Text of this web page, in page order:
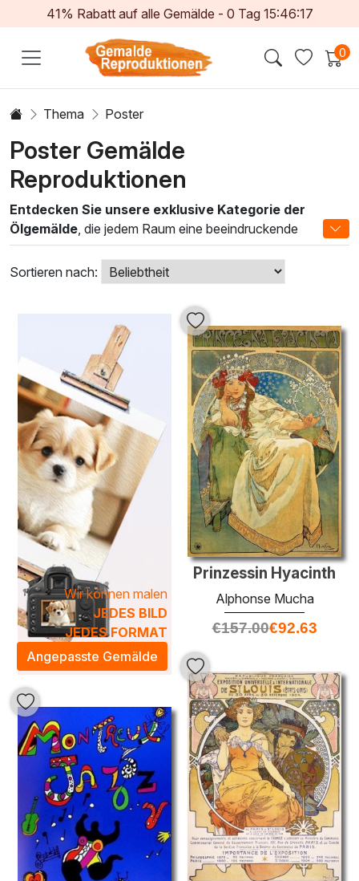
41% Rabatt auf alle Gemälde - 0 Tag 15:46:14
0
Thema Poster
Poster Gemälde
Reproduktionen
Entdecken Sie unsere exklusive Kategorie der
Ölgemälde , die jedem Raum eine beeindruckende
künstlerische Atmosphäre verleiht. Diese einzigartigen
Kunstwerke sind das Ergebnis traditioneller Maltechniken,
bei denen sorgfältig ausgewählte Ölfarben auf
hochwertiger Leinwand verarbeitet werden. Jedes
Gemälde erzählt eine eigene Geschichte und bringt durch
lebendige Farben und feine Details eine unverwechselbare
Eleganz in Ihr Zuhause oder Büro.
Unsere
Ölgemälde zeichnen sich durch verschiedene
Stile aus, von klassischen Landschaften und stillen Leben
bis hin zu modernen abstrakten Kompositionen. Die Vielfalt
der Techniken, wie Schichtmalerei und Impasto, sorgt
dafür, dass jedes Stück nicht nur ein visuelles, sondern
auch ein haptisches Erlebnis bietet. Verleihen Sie Ihrem
Raum eine persönliche Note und schaffen Sie eine
inspirierende Umgebung, die sowohl anregt als auch
beruhigt.
Sortieren nach:
Wir können malen
JEDES BILD
JEDES FORMAT
Angepasste Gemälde
Prinzessin Hyacinth
Alphonse Mucha
€157.00€92.63